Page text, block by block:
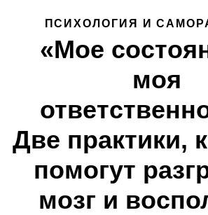
ПСИХОЛОГИЯ И
«Мое
моя
Две практики,
помогут
мозг и